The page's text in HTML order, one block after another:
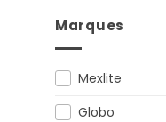
Marques
Mexlite
Globo